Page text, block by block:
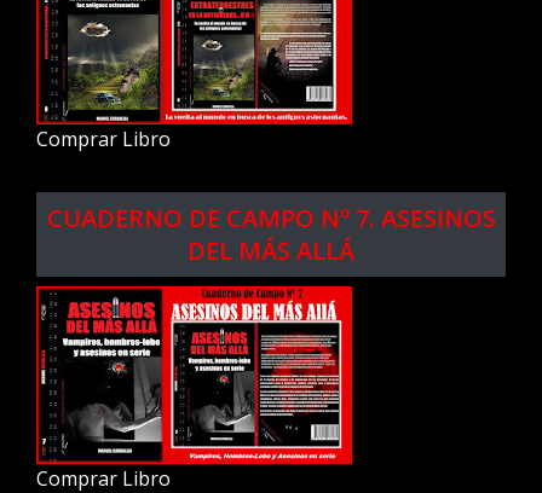
Comprar Libro
CUADERNO DE CAMPO Nº 7. ASESINOS
DEL MÁS ALLÁ
Comprar Libro